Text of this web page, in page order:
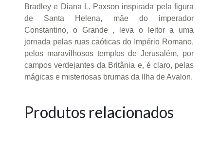
Bradley e Diana L. Paxson inspirada pela figura
de Santa Helena, mãe do imperador
Constantino, o Grande , leva o leitor a uma
jornada pelas ruas caóticas do Império Romano,
pelos maravilhosos templos de Jerusalém, por
campos verdejantes da Britânia e, é claro, pelas
mágicas e misteriosas brumas da Ilha de Avalon.
Produtos relacionados